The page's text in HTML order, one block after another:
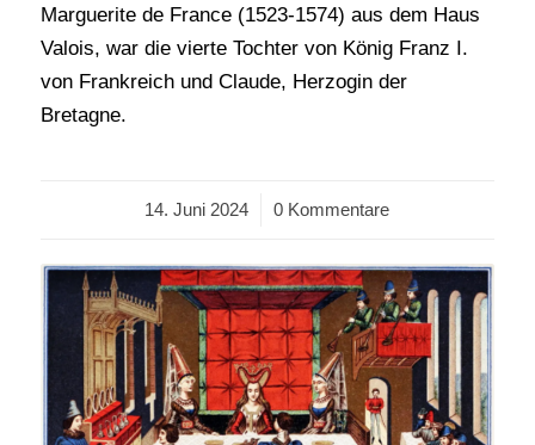
Marguerite de France (1523-1574) aus dem Haus
Valois, war die vierte Tochter von König Franz I.
von Frankreich und Claude, Herzogin der
Bretagne.
14. Juni 2024
/ 0 Kommentare